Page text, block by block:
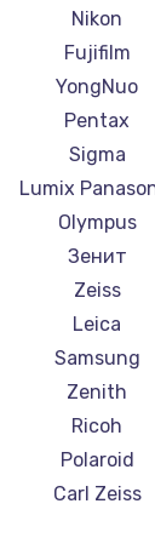
фотоаппаратов
Nikon
Fujifilm
YongNuo
Pentax
Sigma
Lumix
Olympus
Зенит
Zeiss
Leica
Samsung
Zenith
Ricoh
Polaroid
Carl Zeiss